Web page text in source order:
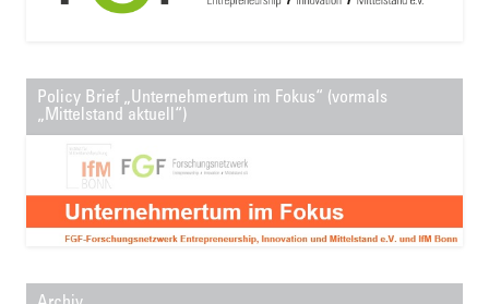
Policy Brief „Unternehmertum im Fokus“ (vormals
„Mittelstand aktuell“)